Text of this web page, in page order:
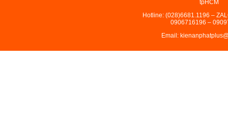
tpHCM
Hotline: (028)6681.1196 –
0906716196 –
Email: